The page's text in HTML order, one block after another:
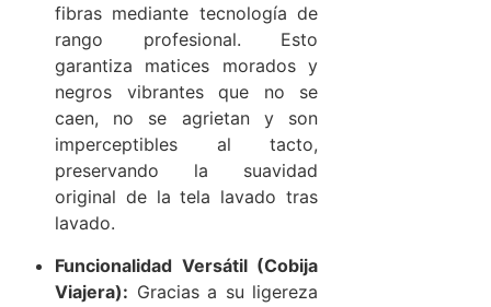
fibras mediante tecnología de
rango profesional. Esto
garantiza matices morados y
negros vibrantes que no se
caen, no se agrietan y son
imperceptibles al tacto,
preservando la suavidad
original de la tela lavado tras
lavado.
Funcionalidad Versátil (Cobija
Viajera): Gracias a su ligereza